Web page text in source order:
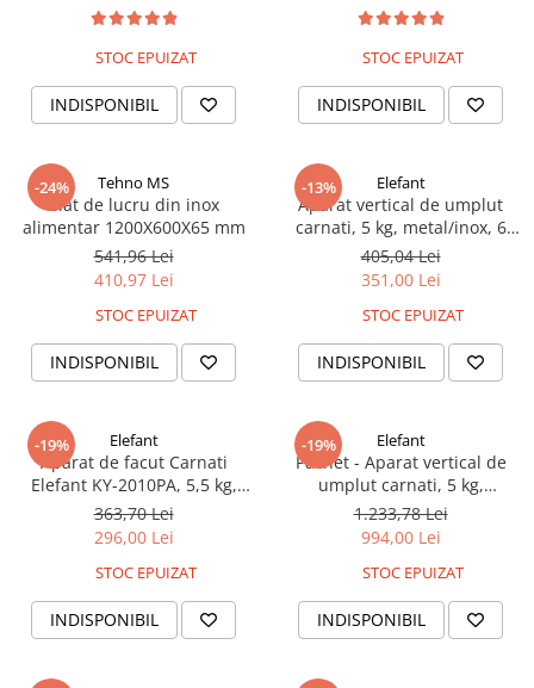
STOC EPUIZAT
INDISPONIBIL
STOC EPUIZAT
INDISPONIBIL
-24% Tehno MS
Blat de lucru din inox
alimentar 1200X600X65 mm
541,96 Lei
410,97 Lei
STOC EPUIZAT
INDISPONIBIL
-13% Elefant
Aparat vertical de umplut
carnati, 5 kg, metal/inox, 6
palnii, Elefant KY2010
405,04 Lei
351,00 Lei
STOC EPUIZAT
INDISPONIBIL
-19% Elefant
Aparat de facut Carnati
Elefant KY-2010PA, 5,5 kg,
metal/inox,
Orizontal/Rabatabil 4 palnii
363,70 Lei
296,00 Lei
STOC EPUIZAT
INDISPONIBIL
-19% Elefant
Pachet - Aparat vertical de
umplut carnati, 5 kg,
metal/inox, 6 palnii, Elefant
KY2010 + Masina electrica de
tocat carne, reductor, 850W,
150 Kg/H, ELEFANT MK-12
1.233,78 Lei
994,00 Lei
STOC EPUIZAT
INDISPONIBIL